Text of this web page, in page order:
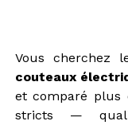
Vous cherchez
couteaux
et comparé plus
stricts —